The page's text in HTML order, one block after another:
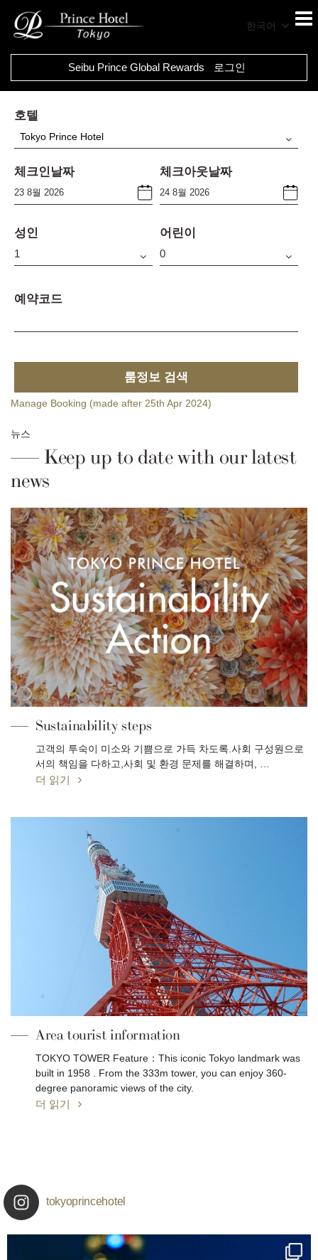
한국어
Seibu Prince Global Rewards 로그인
호텔
Tokyo Prince Hotel
체크인날짜 체크아웃날짜
성인 어린이
예약코드
룸정보 검색
Manage Booking (made after 25th Apr 2024)
뉴스
Keep up to date with our latest
news
Sustainability steps
고객의 투숙이 미소와 기쁨으로 가득 차도록.사회 구성원으로
서의 책임을 다하고,사회 및 환경 문제를 해결하며, …
더 읽기
Area tourist information
TOKYO TOWER Feature：This iconic Tokyo landmark was
built in 1958 . From the 333m tower, you can enjoy 360-
degree panoramic views of the city.
더 읽기
tokyoprincehotel